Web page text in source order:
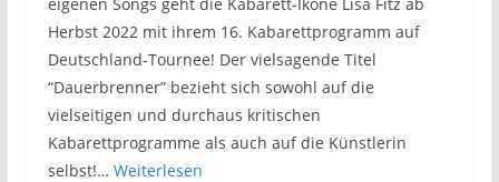
Herbst 2022 mit ihrem 16. Kabarettprogramm auf
Deutschland-Tournee! Der vielsagende Titel
“Dauerbrenner” bezieht sich sowohl auf die
vielseitigen und durchaus kritischen
Kabarettprogramme als auch auf die Künstlerin
selbst!… Weiterlesen